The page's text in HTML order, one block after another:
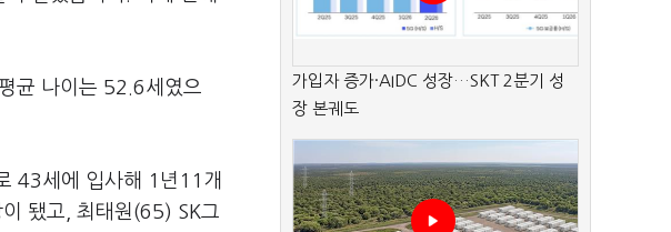
균 나이는 52.6세였으
43세에 입사해 1 년 11 개
됐고 최태원(65) SK그
가입자 증가·AIDC 성장…SKT 2분기 성
장 본궤도